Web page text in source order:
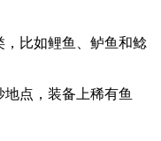
，比如鲤鱼、鲈鱼和鲶
点，装备上稀有鱼